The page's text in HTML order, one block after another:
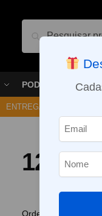
Pesquisar
PODS
ENTREGA NO MESMO
120ml